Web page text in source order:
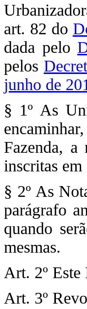
art. 82 do
dada pelo
pelos
junho de
§ 1º As
Fazenda, a
inscritas em
§ 2º As
parágrafo
quando
mesmas.
Art. 2º Este
Art. 3º